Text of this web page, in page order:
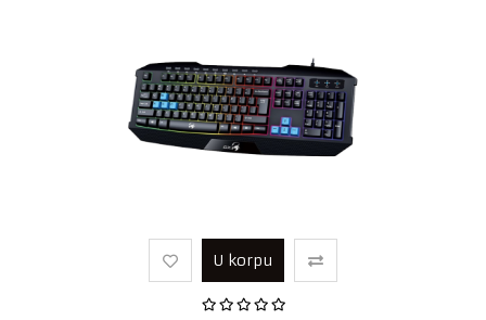
U korpu